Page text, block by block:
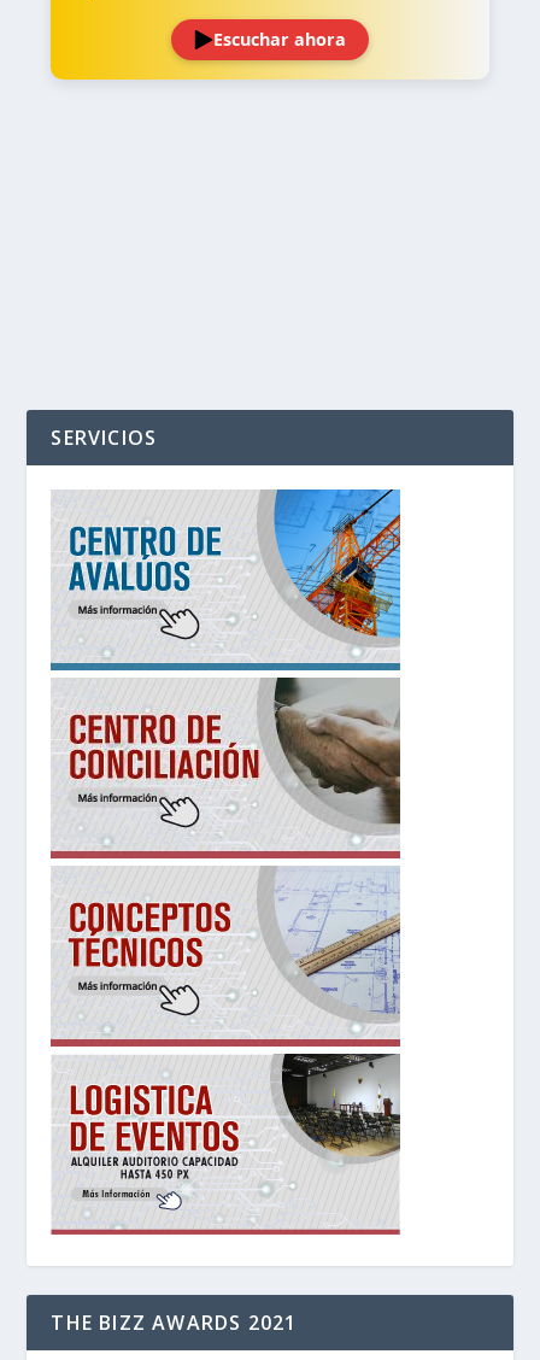
Escuchar ahora
SERVICIOS
THE BIZZ AWARDS 2021